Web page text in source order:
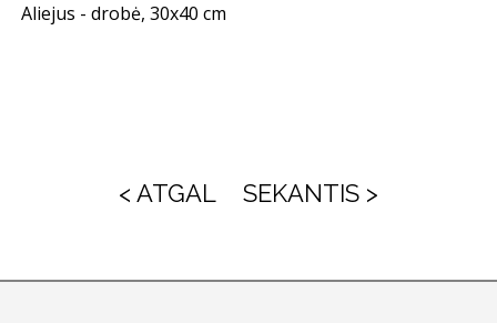
Aliejus - drobė, 30x40 cm
< ATGAL SEKANTIS >